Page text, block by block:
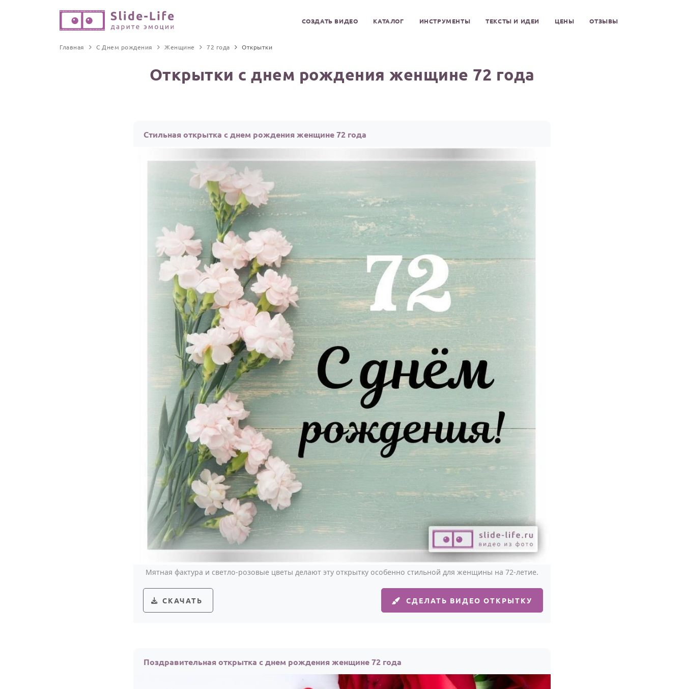
СОЗДАТЬ ВИДЕО КАТАЛОГ ИНСТРУМЕНТЫ ТЕКСТЫ И ИДЕИ ЦЕНЫ ОТЗЫВЫ
Главная С Днем рождения Женщине 72 года Открытки
Открытки с днем рождения женщине 72 года
Стильная открытка с днем рождения женщине 72 года
Мятная фактура и светло-розовые цветы делают эту открытку особенно стильной для женщины на 72-летие.
СКАЧАТЬ СДЕЛАТЬ ВИДЕО ОТКРЫТКУ
Поздравительная открытка с днем рождения женщине 72 года